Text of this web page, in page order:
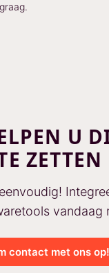
U
ZETTEN
vandaag
contact met ons